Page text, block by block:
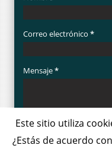
Este sitio utiliza
¿Estás de acuerdo
Correo electrónico *
Mensaje*